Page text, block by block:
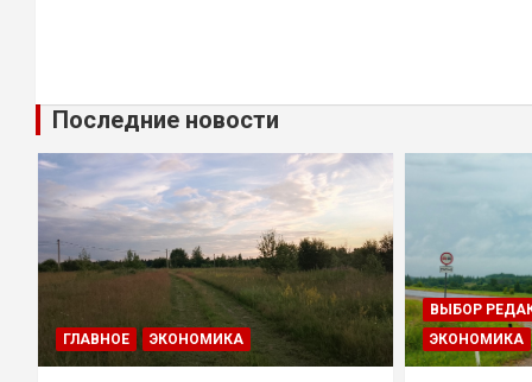
Последние новости
ГЛАВНОЕ ЭКОНОМИКА
ВЫБОР
ЭКОНОМИКА